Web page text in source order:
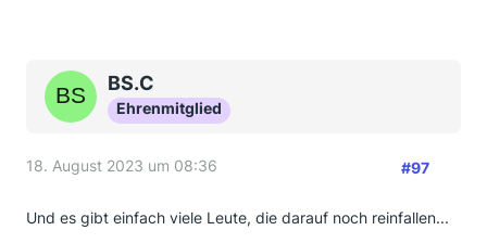
BS.C
Ehrenmitglied
18. August 2023 um 08:36 #97
Und es gibt einfach viele Leute, die darauf noch reinfallen...